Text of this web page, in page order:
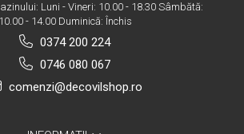
Luni - Vineri: 10.00 - 18.30 Sâmbătă:
10.00 - 14.00 Duminică: Închis
0374 200 224
0746 080 067
comenzi@decovilshop.ro